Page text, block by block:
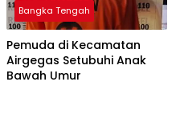
Bangka Tengah
Pemuda di Kecamatan
Airgegas Setubuhi Anak